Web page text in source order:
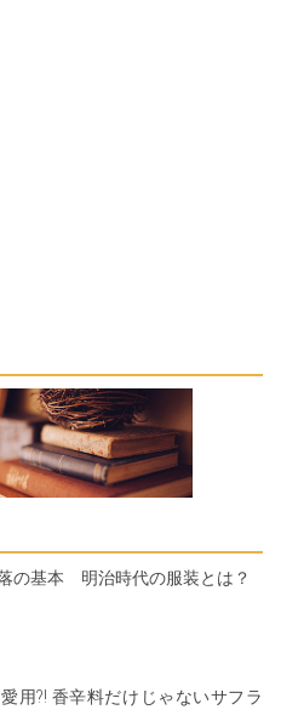
の基本 明治時代の服装とは？
用?! 香辛料だけじゃないサフラ